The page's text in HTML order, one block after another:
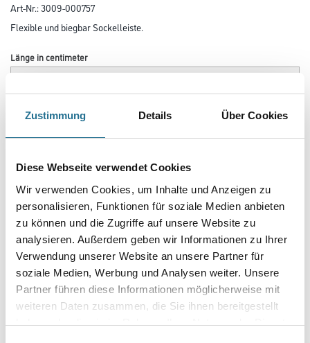
Zustimmung Details Über Cookies
Diese Webseite verwendet Cookies
Wir verwenden Cookies, um Inhalte und Anzeigen zu
personalisieren, Funktionen für soziale Medien anbieten
zu können und die Zugriffe auf unsere Website zu
analysieren. Außerdem geben wir Informationen zu Ihrer
Verwendung unserer Website an unsere Partner für
soziale Medien, Werbung und Analysen weiter. Unsere
Partner führen diese Informationen möglicherweise mit
weiteren Daten zusammen, die Sie ihnen bereitgestellt
haben oder die sie im Rahmen Ihrer Nutzung der Dienste
Art-Nr.:3009-000757
Flexible und biegbar Sockelleiste.
Länge in centimeter
Breite in centimeter
Gebinde
Umrechnungsfaktoren